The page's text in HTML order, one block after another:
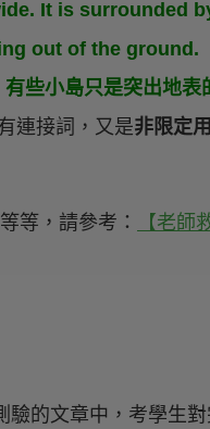
It is surrounded
out of the ground.
些小島只是突出地表
連接詞，又是非限定
等等，請參考：
【老師
的文章中，考學生對